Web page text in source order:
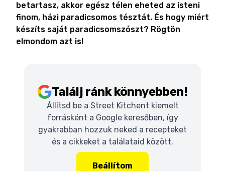
betartasz, akkor egész télen eheted az isteni
finom, házi paradicsomos tésztát. És hogy miért
készíts saját paradicsomszószt? Rögtön
elmondom azt is!
Találj ránk könnyebben!
Állítsd be a Street Kitchent kiemelt
forrásként a Google keresőben, így
gyakrabban hozzuk neked a recepteket
és a cikkeket a találataid között.
Beállítom